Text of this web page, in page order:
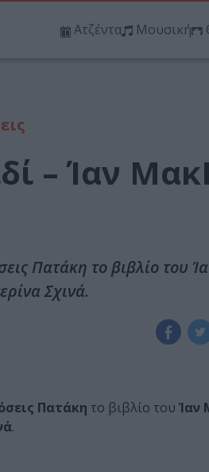
Ατζέντα Μουσική
– Ίαν
Πατάκη το βιβλίο του
Σχινά.
Πατάκη το βιβλίο του Ίαν
.